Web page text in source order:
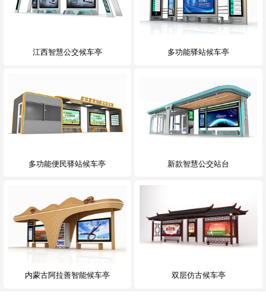
江西智慧公交候车亭 多功能驿站候车亭
多功能便民驿站候车亭 新款智慧公交站台
内蒙古阿拉善智能候车亭 双层仿古候车亭